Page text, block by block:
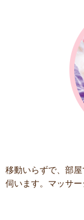
移動いらずで、部
伺います。マッサ